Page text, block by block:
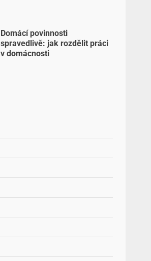
Domácí povinnosti
spravedlivě: jak rozdělit práci
v domácnosti